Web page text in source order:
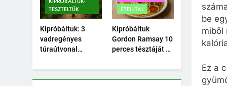
TESZTELTÜK
Kipróbáltuk: 3
vadregényes
túraútvonal
közelében, amihez
nem kell autó.
ÉTEL-ITAL
Kipróbáltuk
Gordon Ramsay 10
perces tésztáját –
10 perc alatt?
be
miből
Ez a